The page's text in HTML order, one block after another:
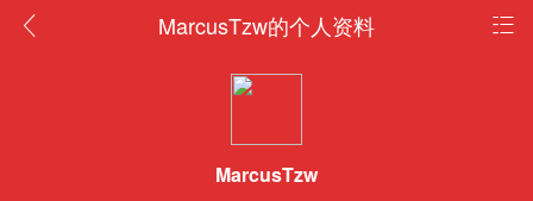
MarcusTzw的个人资料
MarcusTzw